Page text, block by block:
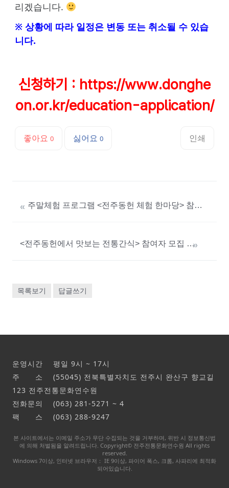
리겠습니다.
※ 상황에 따라 일정은 변동 또는 취소될 수 있습
니다.
신청하기 : https://www.donghe
on.or.kr/education-application/
좋아요 0 싫어요 0 인쇄
« 주말체험 프로그램 <전주동헌 체험 한마당> 참여자 모집
<전주동헌에서 맛보는 전통간식> 참여자 모집 마감»
목록보기 답글쓰기
운영시간 평일 9시 ~ 17시
주 소 (55045) 전북특별자치도 전주시 완산구 향교길
123 전주전통문화연수원
전화문의 (063) 281-5271 ~ 4
팩 스 (063) 288-9247
본 사이트에서는 이메일 주소가 무단 수집되는 것을 거부하며, 위반 시 정보통신법
에 의해 처벌됨을 알려드립니다. Copyright© 전주전통문화연수원 All rights
reserved.
Windows 7이상, 인터넷 브라우저： IE 9이상, 파이어 폭스, 크롬, 사파리에 최적화
되어있습니다.